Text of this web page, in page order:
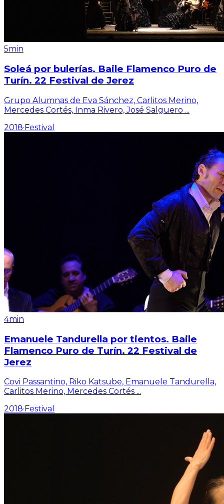
5min
Soleá por bulerías. Baile Flamenco Puro de
Turín. 22 Festival de Jerez
Grupo Alumnas de Eva Sánchez, Carlitos Merino,
Mercedes Cortés, Inma Rivero, José Salguero ...
2018·Festival
4min
Emanuele Tandurella por tientos. Baile
Flamenco Puro de Turín. 22 Festival de
Jerez
Covi Passantino, Riko Katsube, Emanuele Tandurella,
Carlitos Merino, Mercedes Cortés ...
2018· Festival